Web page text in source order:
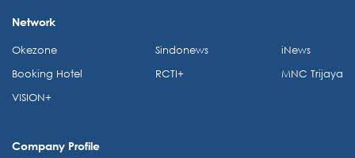
Network
Okezone
Booking Hotel
VISION+
Sindonews
RCTI+
iNews
MNC Trijaya
Company Profile